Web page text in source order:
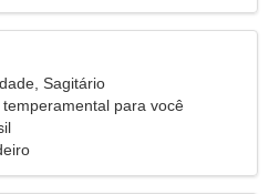
Sagitário
para você